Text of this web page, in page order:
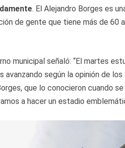
. El Alejandro Borges es
de gente que tiene más de
municipal señaló: “El martes
avanzando según la opinión de
que lo conocieron cuando
a hacer un estadio